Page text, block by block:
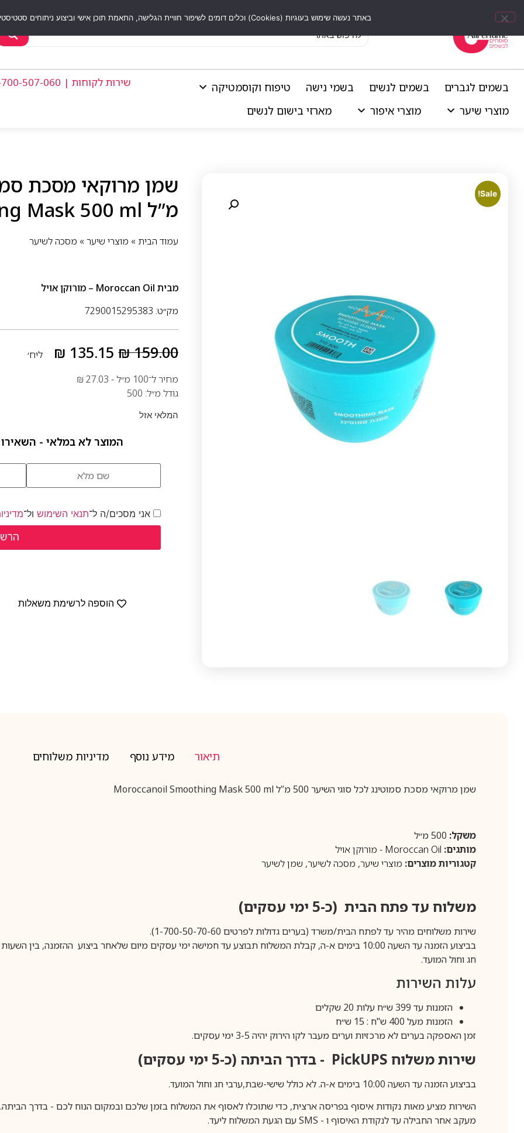
בשמים לגברים בשמים לנשים בשמי נישה
טיפוח וקוסמטיקה
מוצרי שיער
מוצרי איפור מארזי בישום לנשים
שירות לקוחות | 1-700-507-060
Sale!
מ”ל Moroccanoil Smoothing Mask 500 ml
עמוד הבית » מוצרי שיער » מסכה לשיער
מבית Moroccan Oil – מורוקן אויל
מק״ט: 7290015295383
₪159.00
₪ 135.15
ליח׳
מחיר ל־100 מ״ל -
₪ 27.03
גודל מ״ל: 500
המלאי אזל
המוצר לא במלאי - השאירו
אני מסכים/ה ל־תנאי השימוש ול־
הוספה לרשימת משאלות
תיאור מידע נוסף מדיניות משלוחים
שמן מרוקאי מסכת סמוטינג לכל סוגי השיער 500 מ”ל Moroccanoil Smoothing Mask 500 ml
משקל:
מותגים: Moroccan Oil - מורוקן אויל
קטגוריות מוצרים: מוצרי שיער, מסכה לשיער, שמן לשיער
משלוח עד פתח הבית (כ-5 ימי עסקים)
שירות משלוחים מהיר עד לפתח הבית/משרד (בערים גדולות לפרטים 1-700-50-70-60).
חג וחול המועד.
עלות השירות
הזמנות עד 399 ש״ח עלות 20 שקלים
הזמנות מעל 400 ש"ח : 15 ש״ח
זמן האספקה בערים לא מרכזיות וערים מעבר לקו הירוק יהיה 3-5 ימי עסקים.
שירות משלוח PickUPS - בדרך הביתה (כ-5 ימי עסקים)
בביצוע הזמנה עד השעה 10:00 בימים א-ה. לא כולל שישי-שבת,ערבי חג וחול המועד.
השירות מציע מאות נקודות איסוף בפריסה ארצית, כדי שתוכלו לאסוף את המשלוח בזמן שלכם ובמקום הנוח לכם - בדרך הביתה.
מעקב אחר החבילה עד לנקודת האיסוף ו - SMSעם הגעת המשלוח ליעד.
באתר נעשה שימוש בעוגיות (Cookies) וכלים דומים לשיפור חוויית הגלישה, התאמת תוכן אישי וביצוע ניתוחים סטטיסטיים.